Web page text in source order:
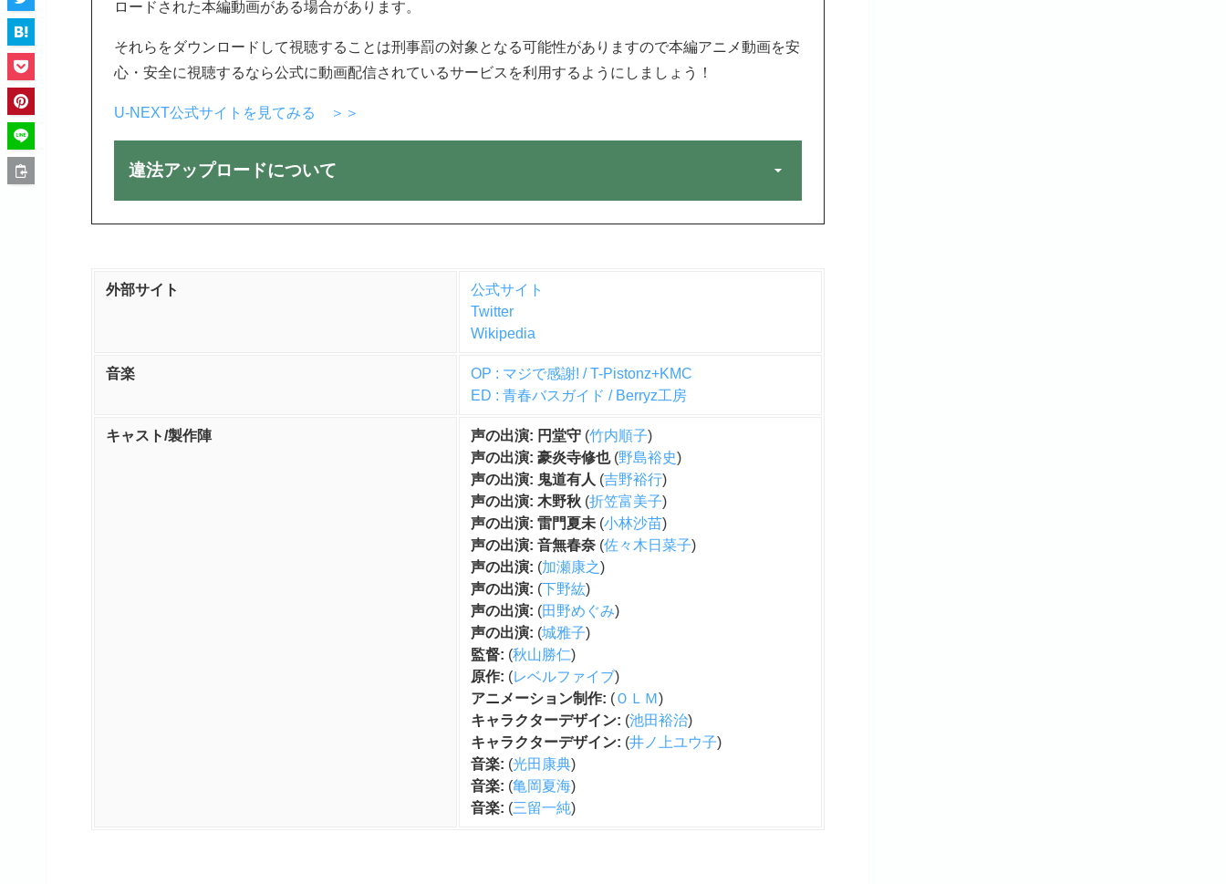
ロードされた本編動画がある場合があります。
それらをダウンロードして視聴することは刑事罰の対象となる可能性がありますので本編アニメ動画を安
心・安全に視聴するなら公式に動画配信されているサービスを利用するようにしましょう！
U-NEXT公式サイトを見てみる ＞＞
違法アップロードについて
外部サイト
公式サイト
Twitter
Wikipedia
音楽
OP : マジで感謝! / T-Pistonz+KMC
ED : 青春バスガイド / Berryz工房
キャスト/製作陣 声の出演: 円堂守 (竹内順子)
声の出演: 豪炎寺修也(野島裕史)
声の出演: 鬼道有人 (吉野裕行)
声の出演: 木野秋 (折笠富美子)
声の出演: 雷門夏未 (小林沙苗)
声の出演: 音無春奈 (佐々木日菜子)
声の出演: (加瀬康之)
声の出演: (下野紘)
声の出演: (田野めぐみ)
声の出演: (城雅子)
監督: (秋山勝仁)
原作: (レベルファイブ)
アニメーション制作: (ＯＬＭ)
キャラクターデザイン: (池田裕治)
キャラクターデザイン: (井ノ上ユウ子)
音楽: (光田康典)
音楽: (亀岡夏海)
音楽: (三留一純)